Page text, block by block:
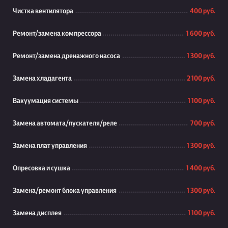
Чистка вентилятора 400 руб.
Ремонт/замена компрессора 1 600 руб.
Ремонт/замена дренажного насоса 1 300 руб.
Замена хладагента 2 100 руб.
Вакуумация системы 1 100 руб.
Замена автомата/пускателя/реле 700 руб.
Замена плат управления 1 300 руб.
Опресовка и сушка 1 400 руб.
Замена/ремонт блока управления 1 300 руб.
Замена дисплея 1 100 руб.